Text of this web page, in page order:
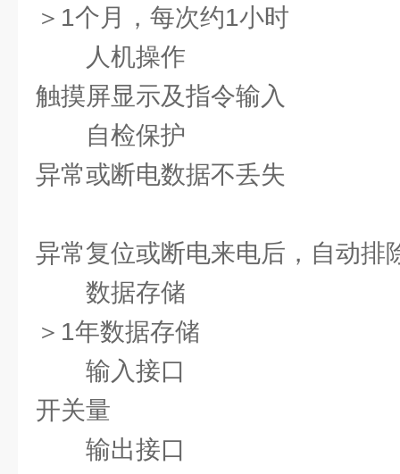
＞1个月，每次约1小时
人机操作
触摸屏显示及指令输入
自检保护
异常或断电数据不丢失
异常复位或断电来电后，自动排
数据存储
＞1年数据存储
输入接口
开关量
输出接口